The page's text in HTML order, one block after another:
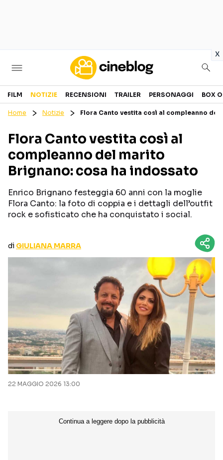
x
Cinema
GENERI
PERSONAGGI
CANALI STREAMING
Categorie
NOTIZIE
RECENSIONI
TRAILER
Seguici sui social
FILM NOTIZIE RECENSIONI TRAILER PERSONAGGI BOX
Home Notizie Flora Canto vestita così al compleanno
Flora Canto vestita così al
compleanno del marito
Brignano: cosa ha indossato
Enrico Brignano festeggia 60 anni con la moglie
Flora Canto: la foto di coppia e i dettagli dell’outfit
rock e sofisticato che ha conquistato i social.
di GIULIANA MARRA
22 MAGGIO 2026 13:00